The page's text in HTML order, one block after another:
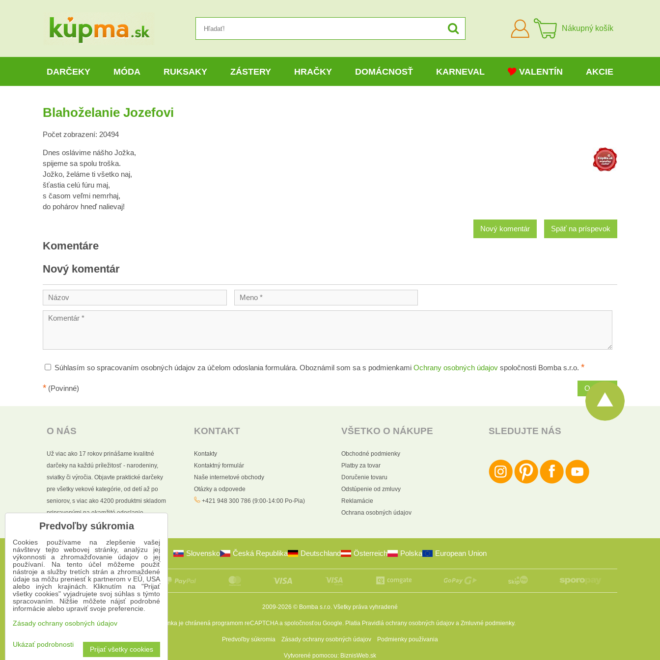
Prihlásiť
sa
Nákupný košík
DARČEKY MÓDA RUKSAKY ZÁSTERY HRAČKY DOMÁCNOSŤ KARNEVAL VALENTÍN AKCIE
Blahoželanie Jozefovi
Počet zobrazení: 20494
Dnes oslávime nášho Jožka,
spijeme sa spolu troška.
Jožko, želáme ti všetko naj,
šťastia celú fúru maj,
s časom veľmi nemrhaj,
do pohárov hneď nalievaj!
Späť na príspevok
Nový komentár
Komentáre
Nový komentár
Súhlasím so spracovaním osobných údajov za účelom odoslania formulára. Oboznámil som sa s podmienkami Ochrany osobných údajov spoločnosti Bomba s.r.o. *
* (Povinné) Odoslať
O NÁS
Už viac ako 17 rokov prinášame kvalitné
darčeky na každú príležitosť - narodeniny,
sviatky či výročia. Objavte praktické darčeky
pre všetky vekové kategórie, od detí až po
seniorov, s viac ako 4200 produktmi skladom
pripravenými na okamžité odoslanie.
KONTAKT
Kontakty
Kontaktný formulár
Naše internetové obchody
Otázky a odpovede
+421 948 300 786 (9:00-14:00 Po-Pia)
VŠETKO O NÁKUPE
Obchodné podmienky
Platby za tovar
Doručenie tovaru
Odstúpenie od zmluvy
Reklamácie
Ochrana osobných údajov
SLEDUJTE NÁS
Slovensko Česká Republika Deutschland Österreich Polska European Union
2009-2026 © Bomba s.r.o. Všetky práva vyhradené
Táto stránka je chránená programom reCAPTCHA a spoločnosťou Google. Platia Pravidlá ochrany osobných údajov a Zmluvné podmienky.
Predvoľby súkromia Zásady ochrany osobných údajov Podmienky používania
Vytvorené pomocou: BiznisWeb.sk
Predvoľby súkromia
Cookies používame na zlepšenie vašej
návštevy tejto webovej stránky, analýzu jej
výkonnosti a zhromažďovanie údajov o jej
používaní. Na tento účel môžeme použiť
nástroje a služby tretích strán a zhromaždené
údaje sa môžu preniesť k partnerom v EÚ, USA
alebo iných krajinách. Kliknutím na "Prijať
všetky cookies" vyjadrujete svoj súhlas s týmto
spracovaním. Nižšie môžete nájsť podrobné
informácie alebo upraviť svoje preferencie.
Zásady ochrany osobných údajov
Ukázať podrobnosti
Prijať všetky cookies